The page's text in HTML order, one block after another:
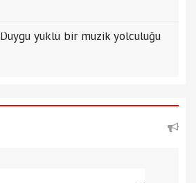
Duygu yüklü bir müzik yolculuğu